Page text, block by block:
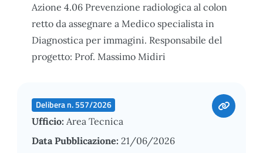
Azione 4.06 Prevenzione radiologica al colon
retto da assegnare a Medico specialista in
Diagnostica per immagini. Responsabile del
progetto: Prof. Massimo Midiri
Delibera n. 557/2026
Ufficio: Area Tecnica
Data Pubblicazione: 21/06/2026